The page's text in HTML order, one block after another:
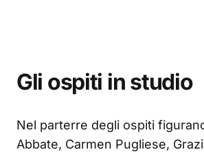
Gli ospiti in studio
Nel parterre degli ospiti
Abbate, Carmen Pugliese,